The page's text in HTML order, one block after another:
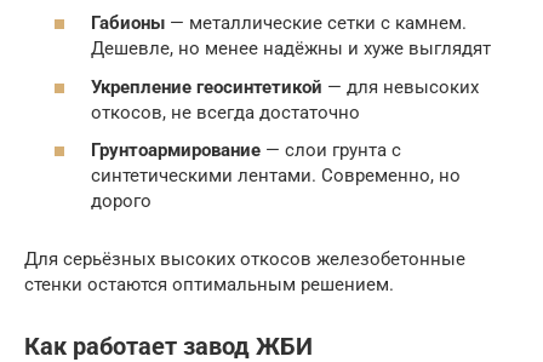
Габионы — металлические сетки с камнем.
Дешевле, но менее надёжны и хуже выглядят
Укрепление геосинтетикой — для невысоких
откосов, не всегда достаточно
Грунтоармирование — слои грунта с
синтетическими лентами. Современно, но
дорого
Для серьёзных высоких откосов железобетонные
стенки остаются оптимальным решением.
Как работает завод ЖБИ